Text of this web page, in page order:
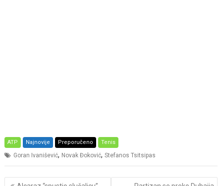
ATP Najnovije Preporučeno Tenis
Goran Ivanišević, Novak Đoković,Stefanos Tsitsipas
Post